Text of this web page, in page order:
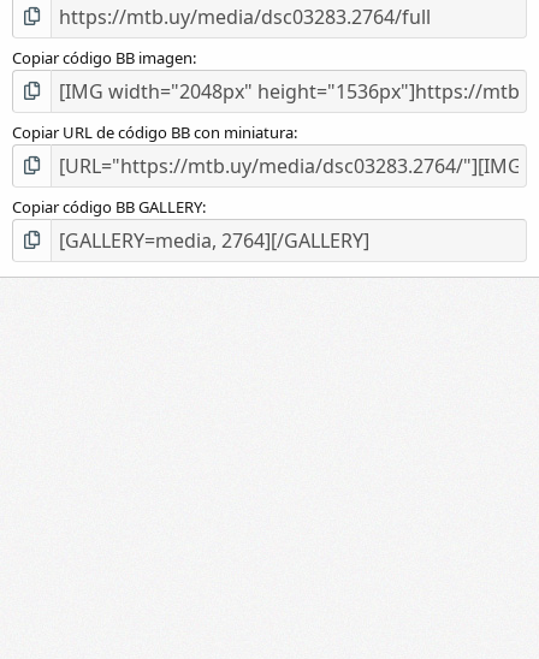
(
)
Copiar código BB imagen
Copiar URL de código BB con miniatura
Copiar código BB GALLERY